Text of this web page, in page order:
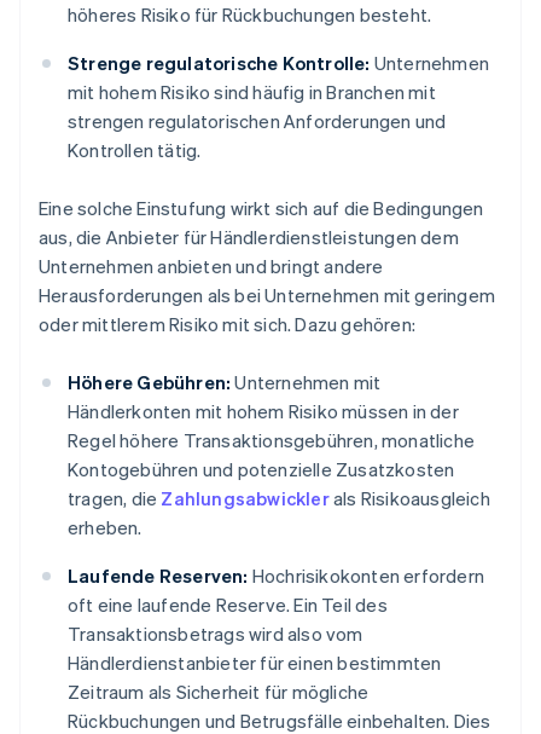
höheres Risiko für Rückbuchungen besteht.
Strenge regulatorische Kontrolle: Unternehmen
mit hohem Risiko sind häufig in Branchen mit
strengen regulatorischen Anforderungen und
Kontrollen tätig.
Eine solche Einstufung wirkt sich auf die Bedingungen
aus, die Anbieter für Händlerdienstleistungen dem
Unternehmen anbieten und bringt andere
Herausforderungen als bei Unternehmen mit geringem
oder mittlerem Risiko mit sich. Dazu gehören:
Höhere Gebühren: Unternehmen mit
Händlerkonten mit hohem Risiko müssen in der
Regel höhere Transaktionsgebühren, monatliche
Kontogebühren und potenzielle Zusatzkosten
tragen, die Zahlungsabwicklerals Risikoausgleich
erheben.
Laufende Reserven: Hochrisikokonten erfordern
oft eine laufende Reserve. Ein Teil des
Transaktionsbetrags wird also vom
Händlerdienstanbieter für einen bestimmten
Zeitraum als Sicherheit für mögliche
Rückbuchungen und Betrugsfälle einbehalten. Dies